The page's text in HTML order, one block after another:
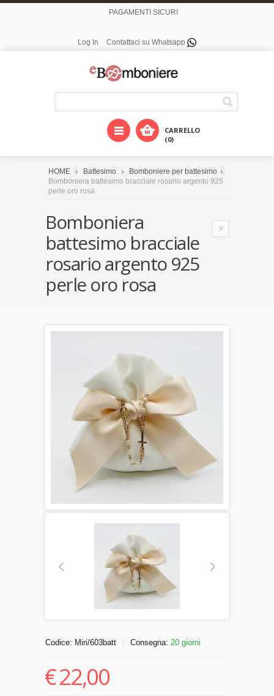
PAGAMENTI SICURI
Log In Contattaci su Whatsapp
CARRELLO
(0)
HOME Battesimo
Bomboniere per battesimo
Bomboniera battesimo bracciale rosario argento 925
perle oro rosa
Bomboniera
battesimo bracciale
rosario argento 925
perle oro rosa
Codice: Miri/603batt Consegna: 20 giorni
€22,00